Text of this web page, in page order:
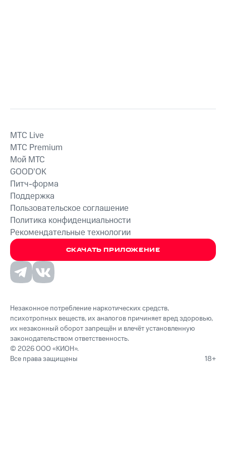
СКАЧАТЬ ПРИЛОЖЕНИЕ
MTС Live
MTС Premium
Мой МТС
GOOD’OK
Питч-форма
Поддержка
Пользовательское соглашение
Политика конфиденциальности
Рекомендательные технологии
Незаконное потребление наркотических средств,
психотропных веществ, их аналогов причиняет вред здоровью,
их незаконный оборот запрещён и влечёт установленную
законодательством ответственность.
© 2026 ООО «КИОН».
Все права защищены
18+